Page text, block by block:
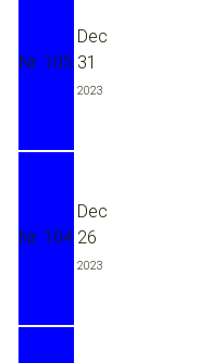
Nr. 105
Dec
31
2023
Nr. 104
Dec
26
2023